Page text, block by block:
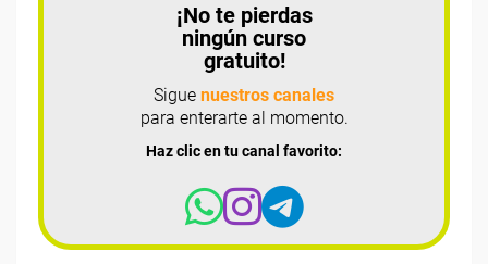
¡No te pierdas
ningún curso
gratuito!
Sigue nuestros canales
para enterarte al momento.
Haz clic en tu canal favorito: